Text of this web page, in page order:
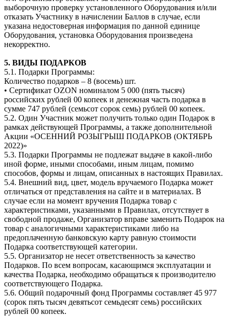
выборочную проверку установленного Оборудования и/или
отказать Участнику в начислении Баллов в случае, если
указана недостоверная информация по данной единице
Оборудования, установка Оборудования произведена
некорректно.
5. ВИДЫ ПОДАРКОВ
5.1. Подарки Программы:
Количество подарков – 8 (восемь) шт.
• Сертификат OZON номиналом 5 000 (пять тысяч)
российских рублей 00 копеек и денежная часть подарка в
сумме 747 рублей (семьсот сорок семь) рублей 00 копеек.
5.2. Один Участник может получить только один Подарок в
рамках действующей Программы, а также дополнительной
Акции «ОСЕННИЙ РОЗЫГРЫШ ПОДАРКОВ (ОКТЯБРЬ
2022)»
5.3. Подарки Программы не подлежат выдаче в какой-либо
иной форме, иными способами, иным лицам, помимо
способов, формы и лицам, описанных в настоящих Правилах.
5.4. Внешний вид, цвет, модель вручаемого Подарка может
отличаться от представления на сайте и в материалах. В
случае если на момент вручения Подарка товар с
характеристиками, указанными в Правилах, отсутствует в
свободной продаже, Организатор вправе заменить Подарок на
товар с аналогичными характеристиками либо на
предоплаченную банковскую карту равную стоимости
Подарка соответствующей категории.
5.5. Организатор не несет ответственность за качество
Подарков. По всем вопросам, касающимся эксплуатации и
качества Подарка, необходимо обращаться к производителю
соответствующего Подарка.
5.6. Общий подарочный фонд Программы составляет 45 977
(сорок пять тысяч девятьсот семьдесят семь) российских
рублей 00 копеек.